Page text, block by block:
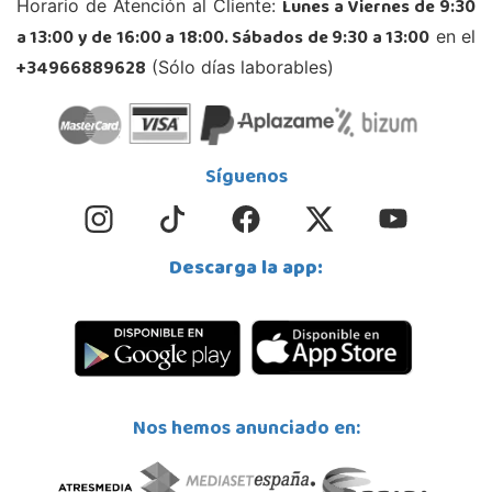
CALLE 4 LOCAL B3
50011, Zaragoza
976 445 835
Localizar Tienda
POCAS UNIDADES
Horario de Atención al Cliente: Lunes a Viernes de 9:30
a 13:00 y de 16:00 a 18:00. Sábados de 9:30 a 13:00 en el
+34966889628 (Sólo días laborables)
Síguenos
Descarga la app:
Nos hemos anunciado en: